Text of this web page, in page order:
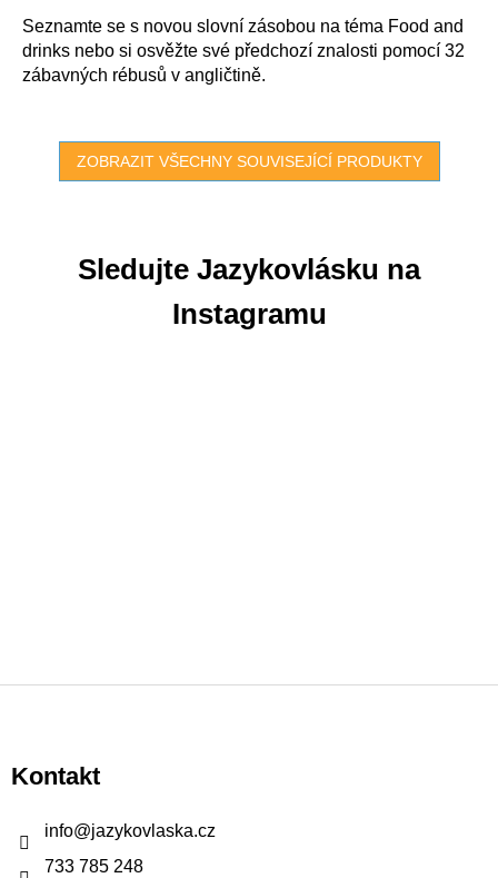
Seznamte se s novou slovní zásobou na téma Food and
drinks nebo si osvěžte své předchozí znalosti pomocí 32
zábavných rébusů v angličtině.
ZOBRAZIT VŠECHNY SOUVISEJÍCÍ PRODUKTY
Sledujte Jazykovlásku na
Instagramu
p
aKontakt
info@jazykovlaska.cz
733 785 248